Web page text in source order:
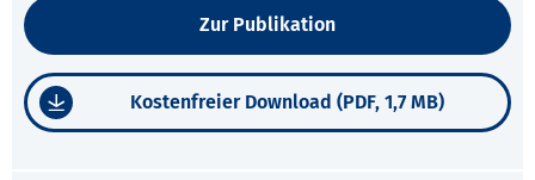
Zur Publikation
Kostenfreier Download (PDF, 1,7 MB)